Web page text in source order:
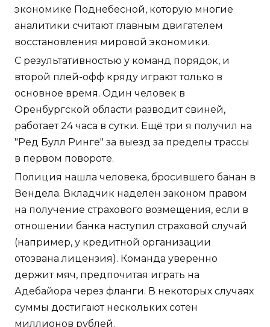
экономике Поднебесной, которую многие
аналитики считают главным двигателем
восстановления мировой экономики.
С результативностью у команд порядок, и
второй плей-офф кряду играют только в
основное время. Один человек в
Оренбургской области разводит свиней,
работает 24 часа в сутки. Ещё три я получил на
"Ред Булл Ринге" за выезд за пределы трассы
в первом повороте.
Полиция нашла человека, бросившего банан в
Вендела. Вкладчик наделен законом правом
на получение страхового возмещения, если в
отношении банка наступил страховой случай
(например, у кредитной организации
отозвана лицензия). Команда уверенно
держит мяч, предпочитая играть на
Адебайора через фланги. В некоторых случаях
суммы достигают нескольких сотен
миллионов рублей.